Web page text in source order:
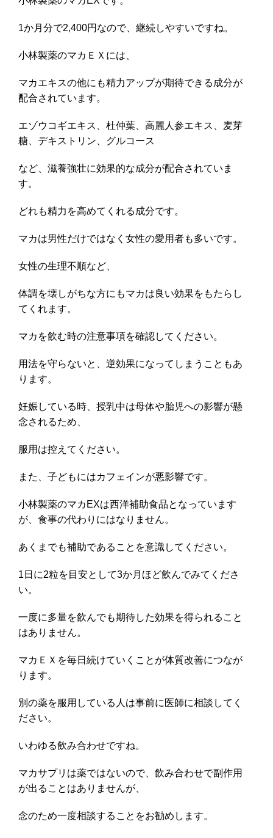
1か月分で2,400円なので、継続しやすいですね。
小林製薬のマカＥＸには、
マカエキスの他にも精力アップが期待できる成分が
配合されています。
エゾウコギエキス、杜仲葉、高麗人参エキス、麦芽
糖、デキストリン、グルコース
など、滋養強壮に効果的な成分が配合されていま
す。
どれも精力を高めてくれる成分です。
マカは男性だけではなく女性の愛用者も多いです。
女性の生理不順など、
体調を壊しがちな方にもマカは良い効果をもたらし
てくれます。
マカを飲む時の注意事項を確認してください。
用法を守らないと、逆効果になってしまうこともあ
ります。
妊娠している時、授乳中は母体や胎児への影響が懸
念されるため、
服用は控えてください。
また、子どもにはカフェインが悪影響です。
小林製薬のマカEXは西洋補助食品となっています
が、食事の代わりにはなりません。
あくまでも補助であることを意識してください。
1日に2粒を目安として3か月ほど飲んでみてくださ
い。
一度に多量を飲んでも期待した効果を得られること
はありません。
マカＥＸを毎日続けていくことが体質改善につなが
ります。
別の薬を服用している人は事前に医師に相談してく
ださい。
いわゆる飲み合わせですね。
マカサプリは薬ではないので、飲み合わせで副作用
が出ることはありませんが、
念のため一度相談することをお勧めします。